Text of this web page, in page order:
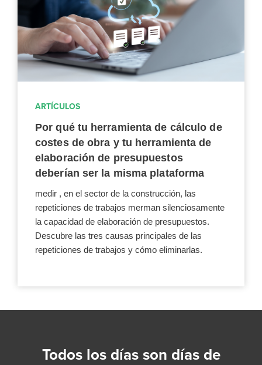
ARTÍCULOS
Por qué tu herramienta de cálculo de
costes de obra y tu herramienta de
elaboración de presupuestos
deberían ser la misma plataforma
medir , en el sector de la construcción, las
repeticiones de trabajos merman silenciosamente
la capacidad de elaboración de presupuestos.
Descubre las tres causas principales de las
repeticiones de trabajos y cómo eliminarlas.
Todos los días son días de